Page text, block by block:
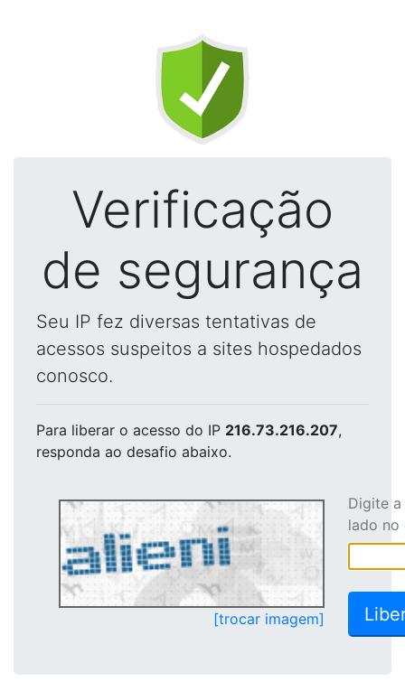
Verificação
de segurança
Seu IP fez diversas tentativas de
acessos suspeitos a sites hospedados
conosco.
Para liberar o acesso do IP 216.73.216.207,
responda ao desafio abaixo.
[trocar imagem]
Digite
lado no